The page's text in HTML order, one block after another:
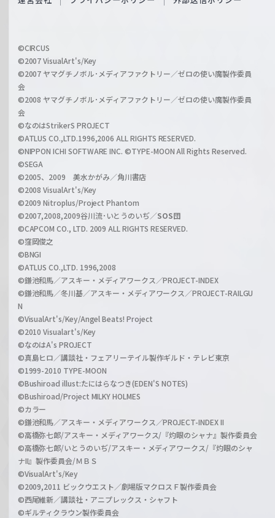
a
r
z
i
l
h
a
n
l
©CIRCUS
©2007 VisualArt's/Key
©2007 ヤマグチノボル･メディアファクトリー／ゼロの使い魔製作委員
会
©2008 ヤマグチノボル･メディアファクトリー／ゼロの使い魔製作委員
会
©なのはStrikerS PROJECT
©ATLUS CO.,LTD.1996,2006 ALL RIGHTS RESERVED.
©NIPPON ICHI SOFTWARE INC. ©TYPE-MOON All Rights Reserved.
©SEGA
©2005、2009 美水かがみ／角川書店
©2008 VisualArt's/Key
©2009 Nitroplus/Project Phantom
©2007,2008,2009谷川流･いとうのいぢ／SOS団
©CAPCOM CO., LTD. 2009 ALL RIGHTS RESERVED.
©窪岡俊之
©BNGI
©ATLUS CO.,LTD. 1996,2008
©鎌池和馬／アスキー・メディアワークス／PROJECT-INDEX
©鎌池和馬／冬川基／アスキー・メディアワークス／PROJECT-RAILGU
N
©VisualArt's/Key/Angel Beats! Project
©2010 Visualart's/Key
©なのはA's PROJECT
©真島ヒロ／講談社・フェアリーテイル製作ギルド・テレビ東京
©1999-2010 TYPE-MOON
©Bushiroad illust:たにはらなつき(EDEN'S NOTES)
©Bushiroad/Project MILKY HOLMES
©カラー
©鎌池和馬／アスキー・メディアワークス／PROJECT-INDEX II
©高橋弥七郎/アスキー・メディアワークス/『灼眼のシャナ』製作委員会
©高橋弥七郎/いとうのいぢ/アスキー・メディアワークス/『灼眼のシャ
ナII』製作委員会/ＭＢＳ
©VisualArt's/Key
©2009,2011 ビックウエスト／劇場版マクロスＦ製作委員会
©西尾維新／講談社・アニプレックス・シャフト
©ギルティクラウン製作委員会